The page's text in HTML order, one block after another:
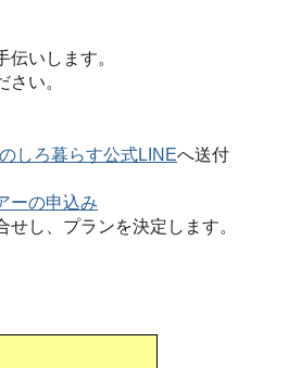
いします。
い。
のしろ暮らす公式LINEへ送付
ーの申込み
し、プランを決定します。